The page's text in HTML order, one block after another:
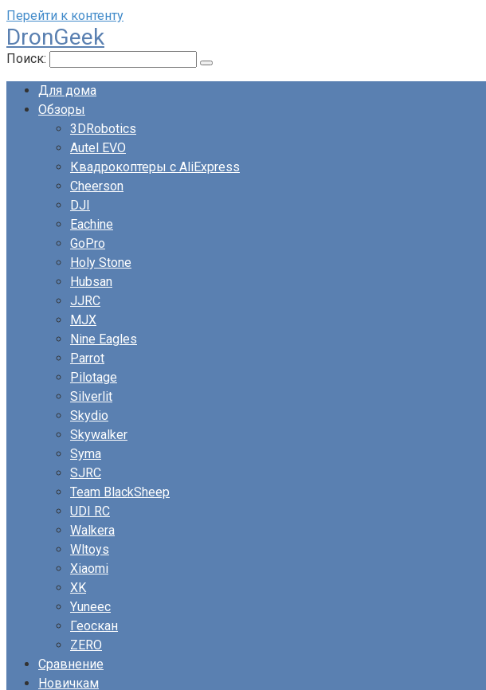
Перейти к контенту
DronGeek
Поиск:
Для дома
Обзоры
3DRobotics
Autel EVO
Квадрокоптеры с AliExpress
Cheerson
DJI
Eachine
GoPro
Holy Stone
Hubsan
JJRC
MJX
Nine Eagles
Parrot
Pilotage
Silverlit
Skydio
Skywalker
Syma
SJRC
Team BlackSheep
UDI RC
Walkera
Wltoys
Xiaomi
XK
Yuneec
Геоскан
ZERO
Сравнение
Новичкам